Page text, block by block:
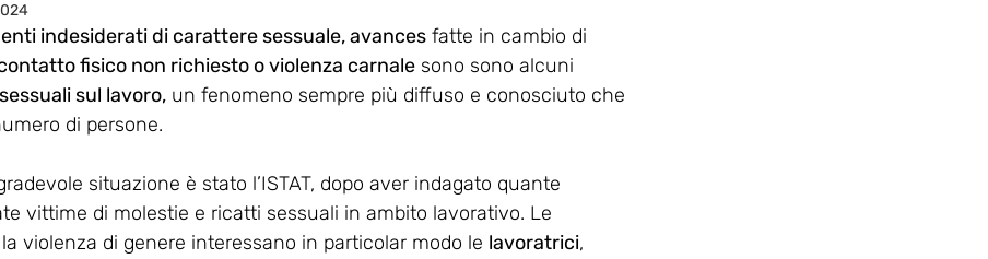
indesiderati di carattere sessuale, avances fatte in cambio di
fisico non richiesto o violenza carnale sono sono alcuni
sul lavoro, un fenomeno sempre più diffuso e conosciuto che
di persone.
situazione è stato l’ISTAT, dopo aver indagato quante
vittime di molestie e ricatti sessuali in ambito lavorativo. Le
violenza di genere interessano in particolar modo le lavoratrici,